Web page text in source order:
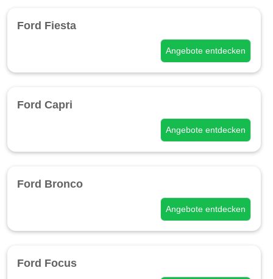
Ford Fiesta
Angebote entdecken
Ford Capri
Angebote entdecken
Ford Bronco
Angebote entdecken
Ford Focus